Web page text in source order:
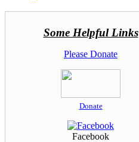
Some Helpful Links
Please Donate
Donate
Facebook